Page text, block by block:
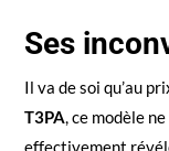
Ses
Il va de soi qu’au
T3PA, ce modèle
effectivement